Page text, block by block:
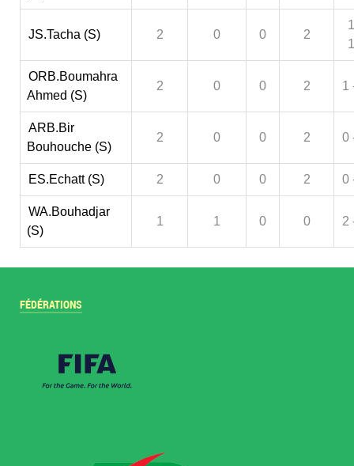
JS.Tacha (S) 2 0 0 2
ORB.Boumahra
Ahmed (S)
2 0 0 2 1
ARB.Bir
Bouhouche (S)
2 0 0 2 0
ES.Echatt (S) 2 0 0 2 0
WA.Bouhadjar
(S)
1 1 0 0 2
FÉDÉRATIONS